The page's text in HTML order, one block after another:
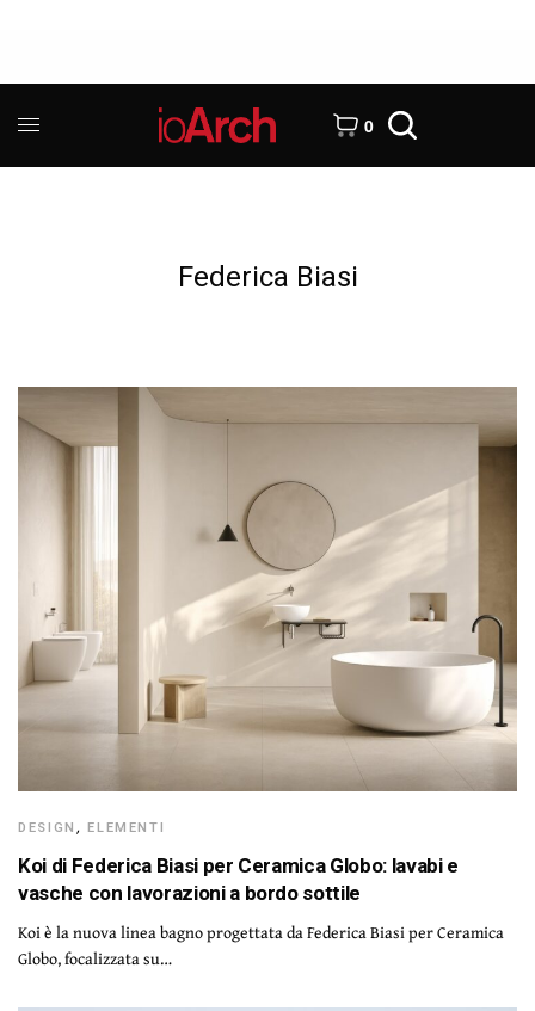
0
Federica Biasi
DESIGN ,ELEMENTI
Koi di Federica Biasi per Ceramica Globo: lavabi e
vasche con lavorazioni a bordo sottile
Koi è la nuova linea bagno progettata da Federica Biasi per Ceramica
Globo, focalizzata su…